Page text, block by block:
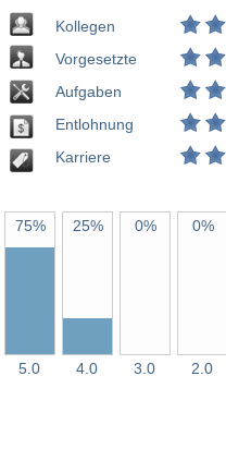
Kollegen
Vorgesetzte
Aufgaben
Entlohnung
Karriere
75%
5.0
25%
4.0
0%
3.0
0%
2.0